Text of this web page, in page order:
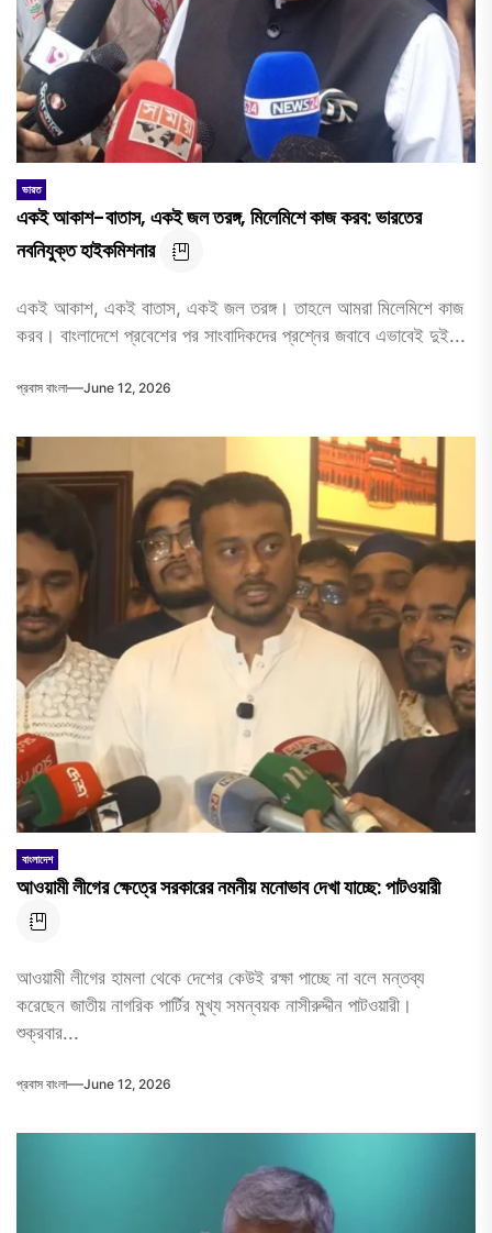
ভারত
একই আকাশ-বাতাস, একই জল তরঙ্গ, মিলেমিশে কাজ করব: ভারতের
নবনিযুক্ত হাইকমিশনার
একই আকাশ, একই বাতাস, একই জল তরঙ্গ। তাহলে আমরা মিলেমিশে কাজ
করব। বাংলাদেশে প্রবেশের পর সাংবাদিকদের প্রশ্নের জবাবে এভাবেই দুই...
প্রবাস বাংলা June 12, 2026
বাংলাদেশ
আওয়ামী লীগের ক্ষেত্রে সরকারের নমনীয় মনোভাব দেখা যাচ্ছে: পাটওয়ারী
আওয়ামী লীগের হামলা থেকে দেশের কেউই রক্ষা পাচ্ছে না বলে মন্তব্য
করেছেন জাতীয় নাগরিক পার্টির মুখ্য সমন্বয়ক নাসীরুদ্দীন পাটওয়ারী।
শুক্রবার...
প্রবাস বাংলা June 12, 2026